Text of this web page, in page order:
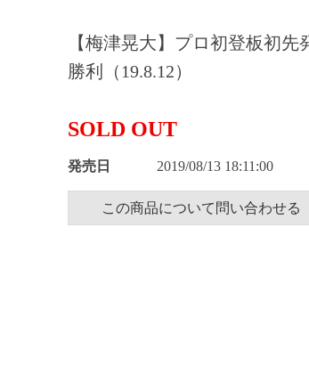
【梅津晃大】プロ初登板初先
勝利（19.8.12）
SOLD OUT
発売日 2019/08/13 18:11:00
この商品について問い合わせる